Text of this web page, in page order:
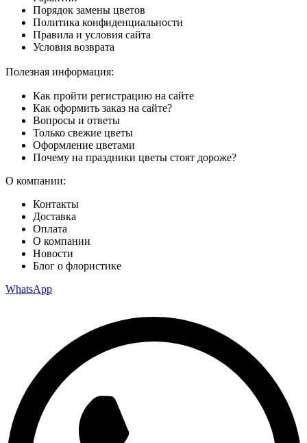
Порядок замены цветов
Политика конфиденциальности
Правила и условия сайта
Условия возврата
Полезная информация:
Как пройти регистрацию на сайте
Как оформить заказ на сайте?
Вопросы и ответы
Только свежие цветы
Оформление цветами
Почему на праздники цветы стоят дороже?
О компании:
Контакты
Доставка
Оплата
О компании
Новости
Блог о флористике
WhatsApp